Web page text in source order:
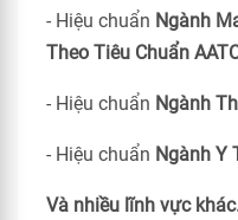
- Hiệu chuẩn Ngành
Theo Tiêu Chuẩn
- Hiệu chuẩn Ngành
- Hiệu chuẩn Ngành Y
Và nhiều lĩnh vực